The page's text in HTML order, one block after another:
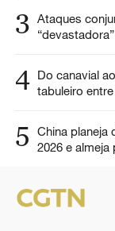
3 Ataques
4 Do canavial
tabuleiro
5
China planeja
2026 e almeja